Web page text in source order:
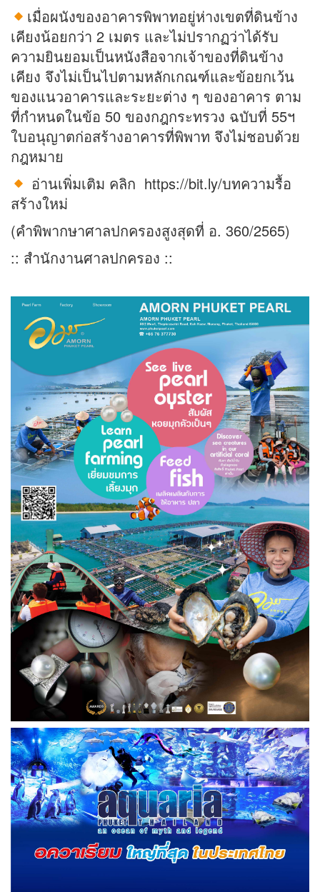
เมื่อผนังของอาคารพิพาทอยู่ห่างเขตที่ดินข้าง
เคียงน้อยกว่า 2 เมตร และไม่ปรากฏว่าได้รับ
ความยินยอมเป็นหนังสือจากเจ้าของที่ดินข้าง
เคียง จึงไม่เป็นไปตามหลักเกณฑ์และข้อยกเว้น
ของแนวอาคารและระยะต่าง ๆ ของอาคาร ตาม
ที่กำหนดในข้อ 50 ของกฎกระทรวง ฉบับที่ 55ฯ
ใบอนุญาตก่อสร้างอาคารที่พิพาท จึงไม่ชอบด้วย
กฎหมาย
อ่านเพิ่มเติม คลิก https://bit.ly/บทความรื้อ
สร้างใหม่
(คำพิพากษาศาลปกครองสูงสุดที่ อ. 360/2565)
:: สำนักงานศาลปกครอง ::